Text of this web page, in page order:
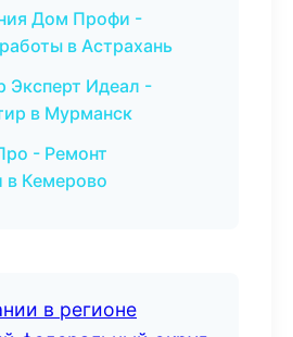
Дом Профи -
в Астрахань
Эксперт Идеал -
в Мурманск
- Ремонт
в Кемерово
в регионе